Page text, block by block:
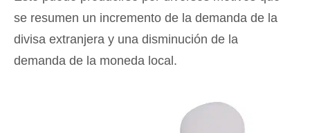
se resumen un incremento de la demanda de la
divisa extranjera y una disminución de la
demanda de la moneda local.